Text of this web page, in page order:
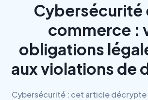
Cybersécurité
commerce :
obligations
aux violations de
Cybersécurité : cet article